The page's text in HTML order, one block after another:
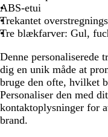
i
d
ABS-etui
Trekantet
Tre blækfarver: Gul,
Denne personaliserede
dig en unik måde at
bruge den ofte, hvilket
Personaliser den med
kontaktoplysninger for
brand.